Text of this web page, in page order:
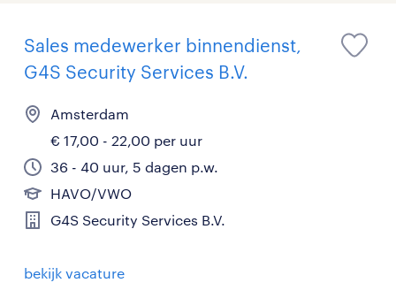
Sales medewerker binnendienst,
G4S Security Services B.V.
Amsterdam
€ 17,00 - 22,00 per uur
36 - 40 uur, 5 dagen p.w.
HAVO/VWO
G4S Security Services B.V.
bekijk vacature